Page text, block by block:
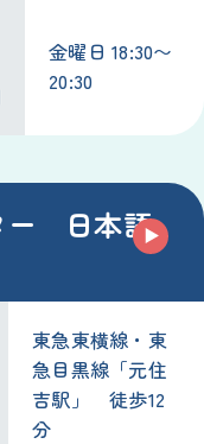
金曜日 18:30〜
20:30
ー 日本語
東急東横線・東
急目黒線「元住
吉駅」 徒歩12
分